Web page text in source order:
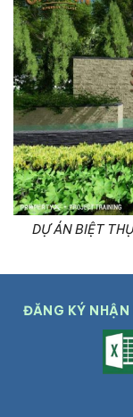
DỰ ÁN BIỆT
ĐĂNG KÝ